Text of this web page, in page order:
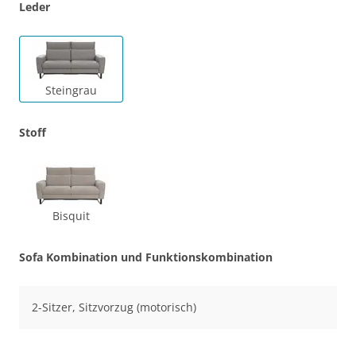
Leder
Steingrau
Stoff
Bisquit
Sofa Kombination und Funktionskombination
2-Sitzer, Sitzvorzug (motorisch)